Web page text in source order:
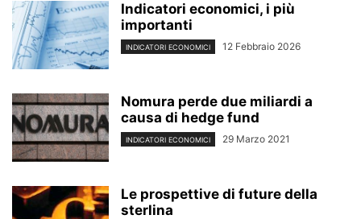
Indicatori economici, i più
importanti
INDICATORI ECONOMICI 12 Febbraio 2026
Nomura perde due miliardi a
causa di hedge fund
INDICATORI ECONOMICI 29 Marzo 2021
Le prospettive di future della
sterlina